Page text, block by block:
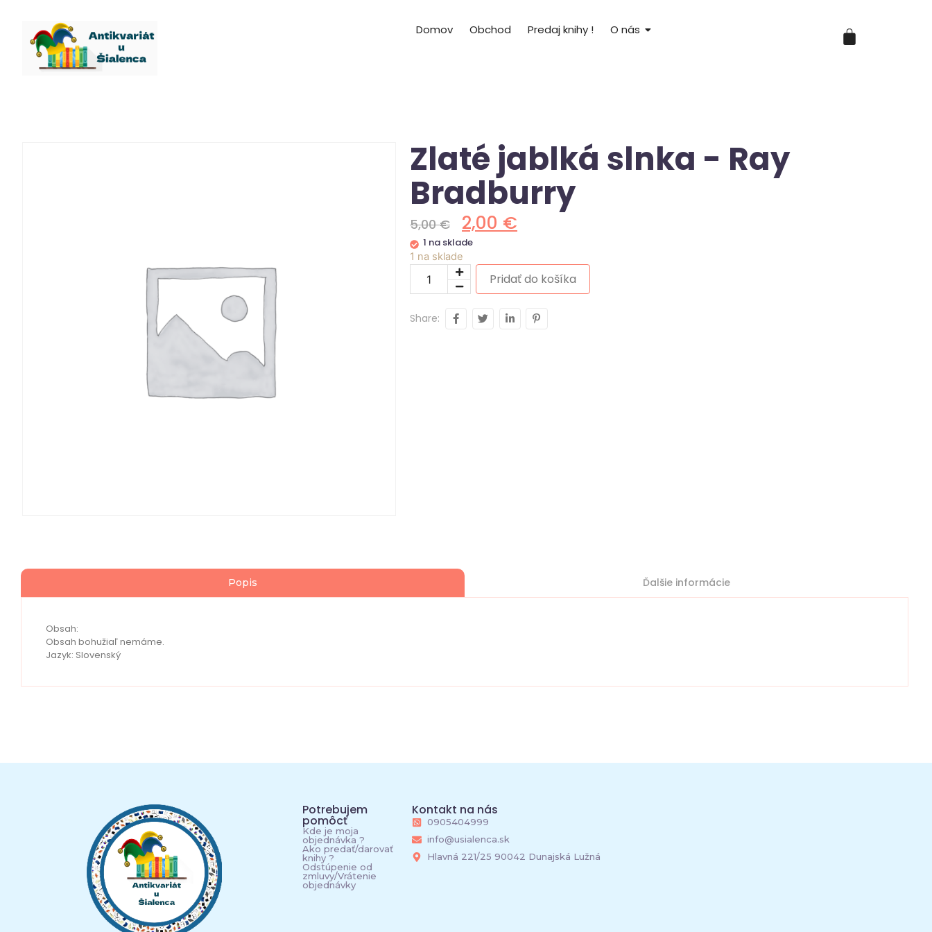
Domov Obchod Predaj knihy ! O nás
Zlaté jablká slnka - Ray
Bradburry
5,00€ 2,00 €
1 na sklade
1 na sklade
Pridať do košíka
Share:
Popis Ďalšie informácie
Obsah:
Obsah bohužiaľ nemáme.
Jazyk: Slovenský
Potrebujem
pomôcť
Kde je moja
objednávka ?
Ako predať/darovať
knihy ?
Odstúpenie od
zmluvy/Vrátenie
objednávky
Kontakt na nás
0905404999
info@usialenca.sk
Hlavná 221/25 90042 Dunajská Lužná